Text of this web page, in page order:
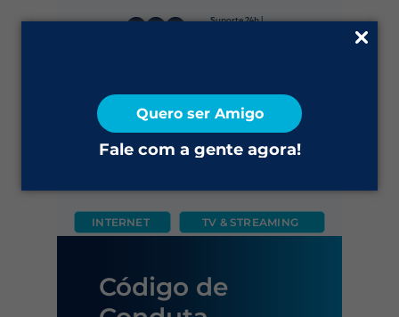
Quero ser Amigo
Fale com a gente agora!
Suporte 24h |
2ª via do Boleto
INTERNET TV & STREAMING
Código de